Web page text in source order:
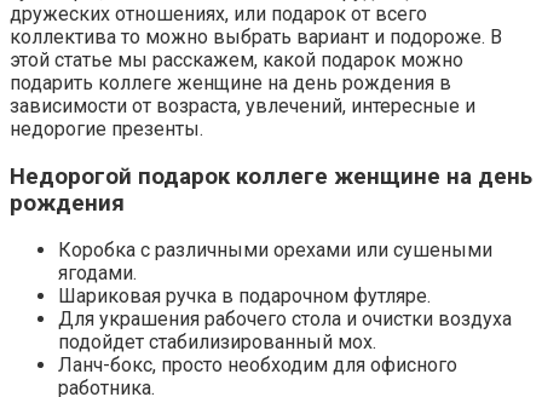
дружеских отношениях, или подарок от всего
коллектива то можно выбрать вариант и подороже. В
этой статье мы расскажем, какой подарок можно
подарить коллеге женщине на день рождения в
зависимости от возраста, увлечений, интересные и
недорогие презенты.
Недорогой подарок коллеге женщине на день
рождения
Коробка с различными орехами или сушеными
ягодами.
Шариковая ручка в подарочном футляре.
Для украшения рабочего стола и очистки воздуха
подойдет стабилизированный мох.
Ланч-бокс, просто необходим для офисного
работника.